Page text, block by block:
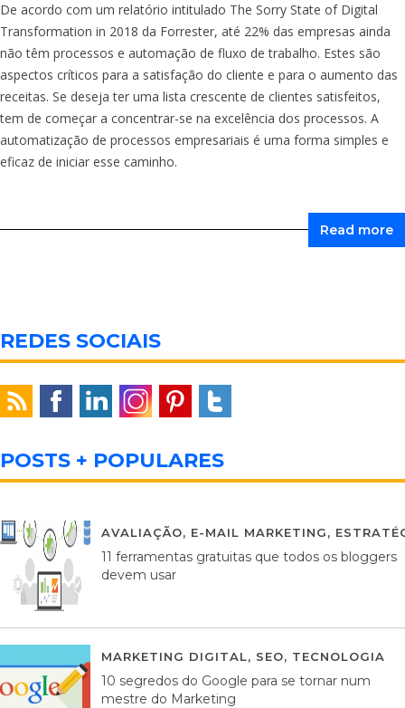
De acordo com um relatório intitulado The Sorry State of Digital
Transformation in 2018 da Forrester, até 22% das empresas ainda
não têm processos e automação de fluxo de trabalho. Estes são
aspectos críticos para a satisfação do cliente e para o aumento das
receitas. Se deseja ter uma lista crescente de clientes satisfeitos,
tem de começar a concentrar-se na excelência dos processos. A
automatização de processos empresariais é uma forma simples e
eficaz de iniciar esse caminho.
Read more
REDES SOCIAIS
POSTS + POPULARES
AVALIAÇÃO, E-MAIL MARKETING,
11 ferramentas gratuitas que todos os bloggers
devem usar
MARKETING DIGITAL, SEO, TECNOLOGIA
10 segredos do Google para se tornar num
mestre do Marketing